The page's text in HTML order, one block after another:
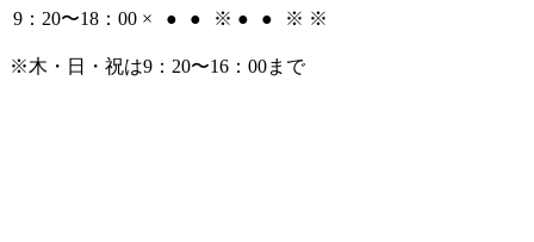
9：20〜18：00 × ● ● ※ ● ● ※ ※
※木・日・祝は9：20〜16：00まで